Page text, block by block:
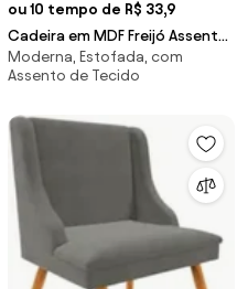
ou 10 tempo de R$ 33,9
Cadeira em MDF Freijó Assento
Estofado Cesare Claro e
Encosto com Tela Dalla Costa
Moderna, Estofada, com
Assento de Tecido